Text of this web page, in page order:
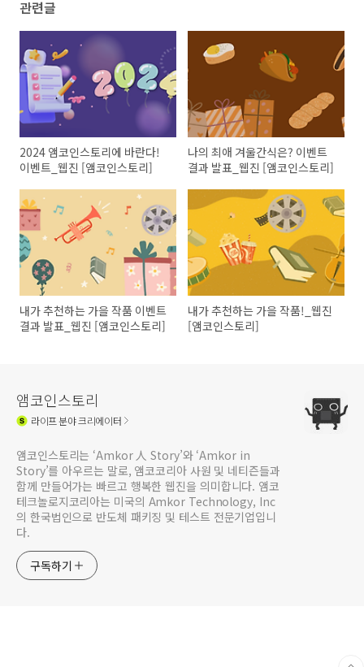
관련글
2024 앰코인스토리에 바란다!
이벤트_웹진 [앰코인스토리]
나의 최애 겨울간식은? 이벤트
결과 발표_웹진 [앰코인스토리]
내가 추천하는 가을 작품 이벤트
결과 발표_웹진 [앰코인스토리]
내가 추천하는 가을 작품!_웹진
[앰코인스토리]
앰코인스토리
라이프분야 크리에이터
앰코인스토리는 ‘Amkor 人 Story’와 ‘Amkor in
Story’를 아우르는 말로, 앰코코리아 사원 및 네티즌들과
함께 만들어가는 빠르고 행복한 웹진을 의미합니다. 앰코
테크놀로지코리아는 미국의 Amkor Technology, Inc
의 한국법인으로 반도체 패키징 및 테스트 전문기업입니
다.
구독하기